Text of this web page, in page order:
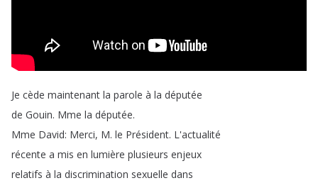
Je cède maintenant la parole à la députée
de Gouin. Mme la députée.
Mme David: Merci, M. le Président. L'actualité
récente a mis en lumière plusieurs enjeux
relatifs à la discrimination sexuelle dans